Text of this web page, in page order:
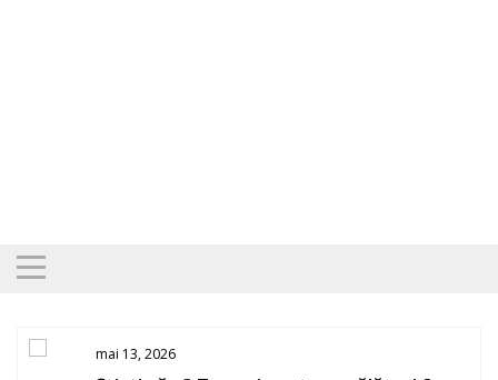
mai 13, 2026